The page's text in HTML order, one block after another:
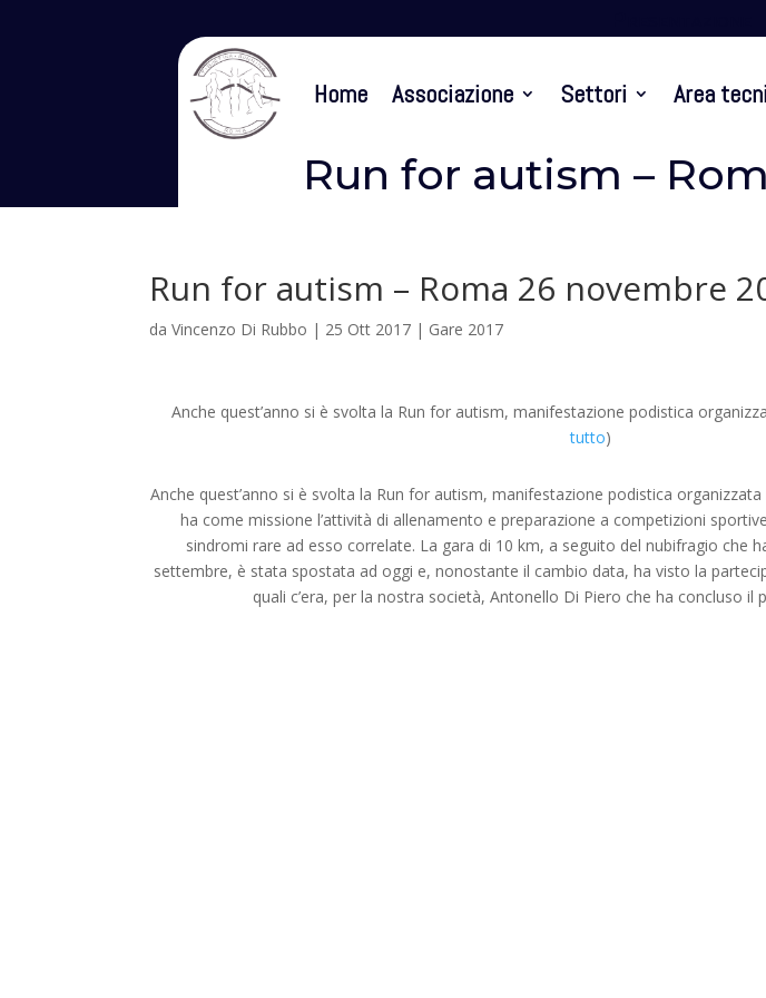
Home Associazione Settori Area
Run for autism –
Run for autism – Roma 26 novembre
daVincenzo Di Rubbo | 25 Ott 2017 | Gare 2017
Anche quest’anno si è svolta la Run for autism, manifestazione podistica
tutto)
Anche quest’anno si è svolta la Run for autism, manifestazione podistica
ha come missione l’attività di allenamento e preparazione a competizioni
sindromi rare ad esso correlate. La gara di 10 km, a seguito del nubifragio che
settembre, è stata spostata ad oggi e, nonostante il cambio data, ha visto la
quali c’era, per la nostra società, Antonello Di Piero che ha concluso il